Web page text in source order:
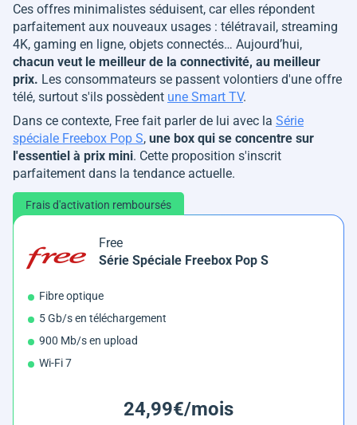
Ces offres minimalistes séduisent, car elles répondent
parfaitement aux nouveaux usages : télétravail, streaming
4K, gaming en ligne, objets connectés… Aujourd’hui,
chacun veut le meilleur de la connectivité, au meilleur
prix. Les consommateurs se passent volontiers d'une offre
télé, surtout s'ils possèdent une Smart TV.
Dans ce contexte, Free fait parler de lui avec la Série
spéciale Freebox Pop S, une box qui se concentre sur
l'essentiel à prix mini. Cette proposition s'inscrit
parfaitement dans la tendance actuelle.
Frais d'activation remboursés
Free
Série Spéciale Freebox Pop S
Fibre optique
5 Gb/s en téléchargement
900 Mb/s en upload
Wi-Fi 7
24,99€/mois